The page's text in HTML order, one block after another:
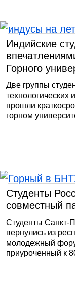
Индийские
Горного
Две группы
технологических
прошли
горном
современным
Студенты
совместный
Студенты Санкт-
вернулись из
молодежный
приуроченный к
национального